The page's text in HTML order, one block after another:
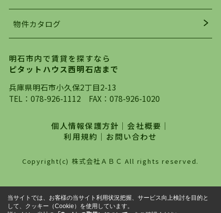
を行っており地域最大級の情報取扱量を誇ってお
ります。店頭で限られた物件をご紹介する、従来
自身でインターネットを利用し、理想のお部屋を
探していただき、選択していただいた物件情報に
対して、専門知識を持ったスタッフがサポートさ
せていただくスタイルを心がけております。私た
は、一度だけでは終わらない、お客様との末長い
お付き合いです。初めての一人暮らしから、就
職・ご結婚・売買物件の購入、などなど一生涯に
わたる、良きアドバイザーとして、地域に密着し
た営業スタイルで様々なお役立ちができればと強
わせください。
物件カタログ
明石市内で賃貸を探すなら
ピタットハウス西明石店まで
兵庫県明石市小久保2丁目2-13
TEL： 078-926-1112 FAX：078-926-1020
個人情報保護方針 ｜会社概要 ｜
利用規約 ｜ お問い合わせ
Copyright(c) 株式会社ＡＢＣ All rights reserved.
当サイトでは、お客様の当サイト利用状況把握、サービス向上検討を目的と
して、クッキー（Cookie）を使用しています。